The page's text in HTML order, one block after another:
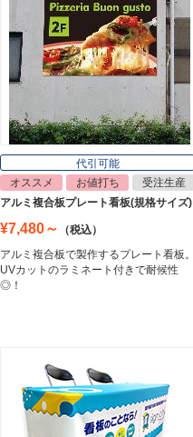
代引可能
オススメ
お値打ち
受注生産
アルミ複合板プレート看板(規格サイズ)
¥7,480～
（税込）
アルミ複合板で製作するプレート看板。
UVカットのラミネート付きで耐候性
◎！